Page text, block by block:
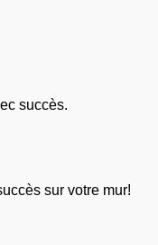
succès.
sur votre mur!